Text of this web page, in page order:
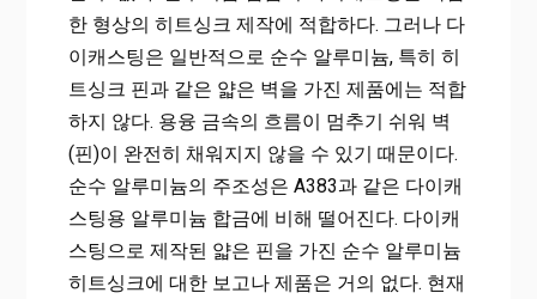
한 형상의 히트싱크 제작에 적합하다. 그러나 다
이캐스팅은 일반적으로 순수 알루미늄, 특히 히
트싱크 핀과 같은 얇은 벽을 가진 제품에는 적합
하지 않다. 용융 금속의 흐름이 멈추기 쉬워 벽
(핀)이 완전히 채워지지 않을 수 있기 때문이다.
순수 알루미늄의 주조성은 A383과 같은 다이캐
스팅용 알루미늄 합금에 비해 떨어진다. 다이캐
스팅으로 제작된 얇은 핀을 가진 순수 알루미늄
히트싱크에 대한 보고나 제품은 거의 없다. 현재